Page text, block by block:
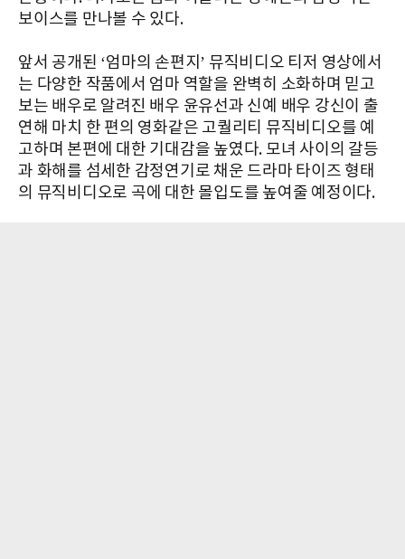
보이스를 만나볼 수 있다.
앞서 공개된 ‘엄마의 손편지’ 뮤직비디오 티저 영상에서
는 다양한 작품에서 엄마 역할을 완벽히 소화하며 믿고
보는 배우로 알려진 배우 윤유선과 신예 배우 강신이 출
연해 마치 한 편의 영화같은 고퀄리티 뮤직비디오를 예
고하며 본편에 대한 기대감을 높였다. 모녀 사이의 갈등
과 화해를 섬세한 감정연기로 채운 드라마 타이즈 형태
의 뮤직비디오로 곡에 대한 몰입도를 높여줄 예정이다.